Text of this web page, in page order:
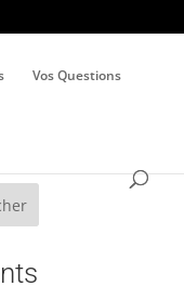
Vos Questions